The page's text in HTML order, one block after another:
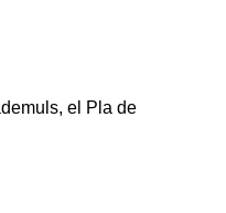
el Pla de